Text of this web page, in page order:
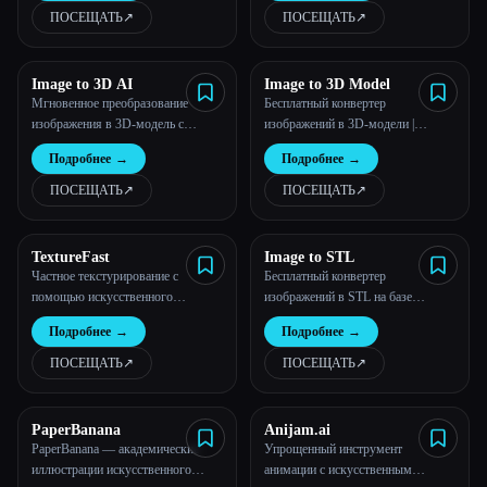
ПОСЕЩАТЬ↗︎ ПОСЕЩАТЬ↗︎
Image to 3D AI
Мгновенное преобразование
изображения в 3D-модель с
помощью нашего генератора 3D-
моделей AI
Подробнее →
ПОСЕЩАТЬ↗︎
Image to 3D Model
Бесплатный конвертер
изображений в 3D-модели |
Регистрация не требуется
Подробнее →
ПОСЕЩАТЬ↗︎
TextureFast
Частное текстурирование с
помощью искусственного
интеллекта для 3D-моделей |
TextureFast
Подробнее →
ПОСЕЩАТЬ↗︎
Image to STL
Бесплатный конвертер
изображений в STL на базе
искусственного интеллекта для
мгновенного создания 3D-
моделей
Подробнее →
ПОСЕЩАТЬ↗︎
PaperBanana
PaperBanana — академические
иллюстрации искусственного
Anijam.ai
Упрощенный инструмент
анимации с искусственным